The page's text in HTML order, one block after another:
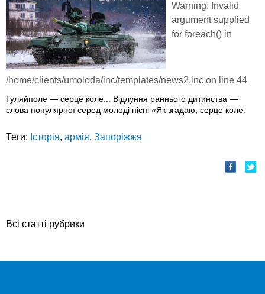
Warning: Invalid
argument supplied
for foreach() in
/home/clients/umoloda/inc/templates/news2.inc on line 44
Гуляйполе — серце коле... Відлуння раннього дитинства —
слова популярної серед молоді пісні «Як згадаю, серце коле:
Теги: Історія, армія, Запоріжжя
Всі статті рубрики